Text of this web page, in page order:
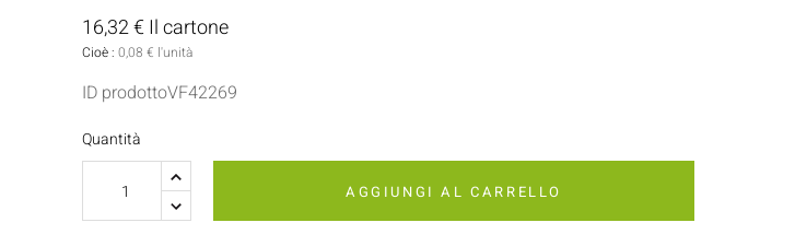
Tovaglioli
Flaconi E Bottiglie
16,32 € Il cartone
Cioè : 0,08 € l'unità
ID prodottoVF42269
Quantità
AGGIUNGI AL CARRELLO